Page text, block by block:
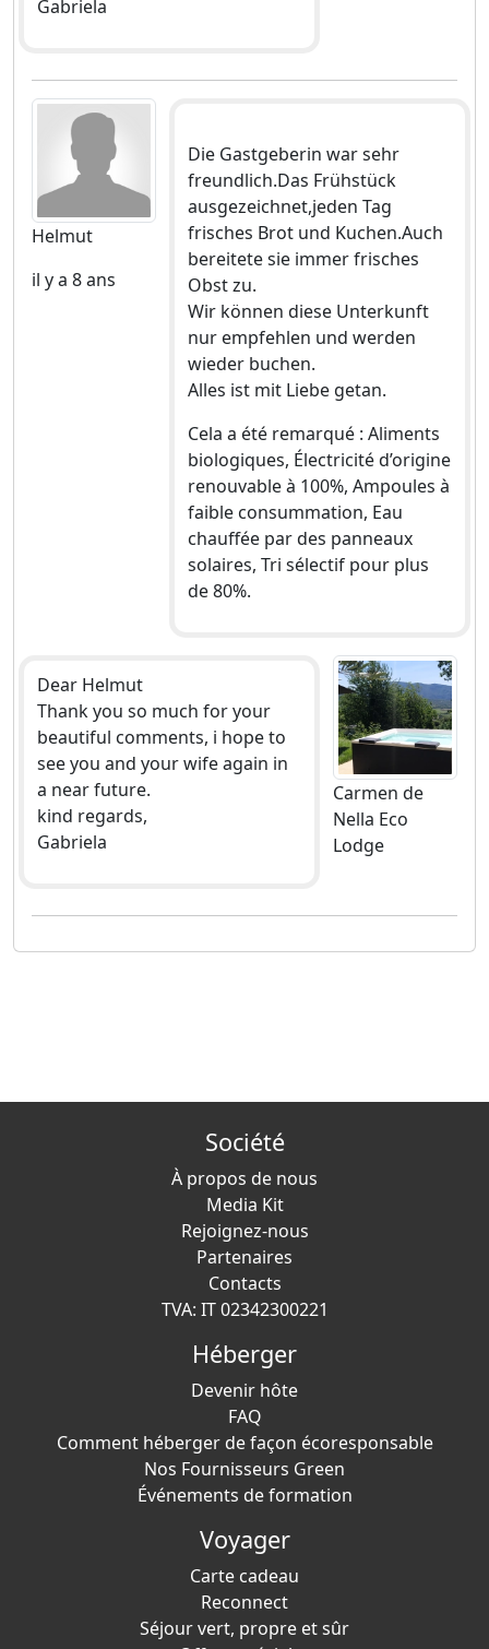
Gabriela
Helmut
il y a 8 ans
Die Gastgeberin war sehr
freundlich.Das Frühstück
ausgezeichnet,jeden Tag
frisches Brot und Kuchen.Auch
bereitete sie immer frisches
Obst zu.
Wir können diese Unterkunft
nur empfehlen und werden
wieder buchen.
Alles ist mit Liebe getan.
Cela a été remarqué : Aliments
biologiques, Électricité d’origine
renouvable à 100%, Ampoules à
faible consummation, Eau
chauffée par des panneaux
solaires, Tri sélectif pour plus
de 80%.
Dear Helmut
Thank you so much for your
beautiful comments, i hope to
see you and your wife again in
a near future.
kind regards,
Gabriela
Carmen de
Nella Eco
Lodge
Société
À propos de nous
Media Kit
Rejoignez-nous
Partenaires
Contacts
TVA: IT 02342300221
Héberger
Devenir hôte
FAQ
Comment héberger de façon écoresponsable
Nos Fournisseurs Green
Événements de formation
Voyager
Carte cadeau
Reconnect
Séjour vert, propre et sûr